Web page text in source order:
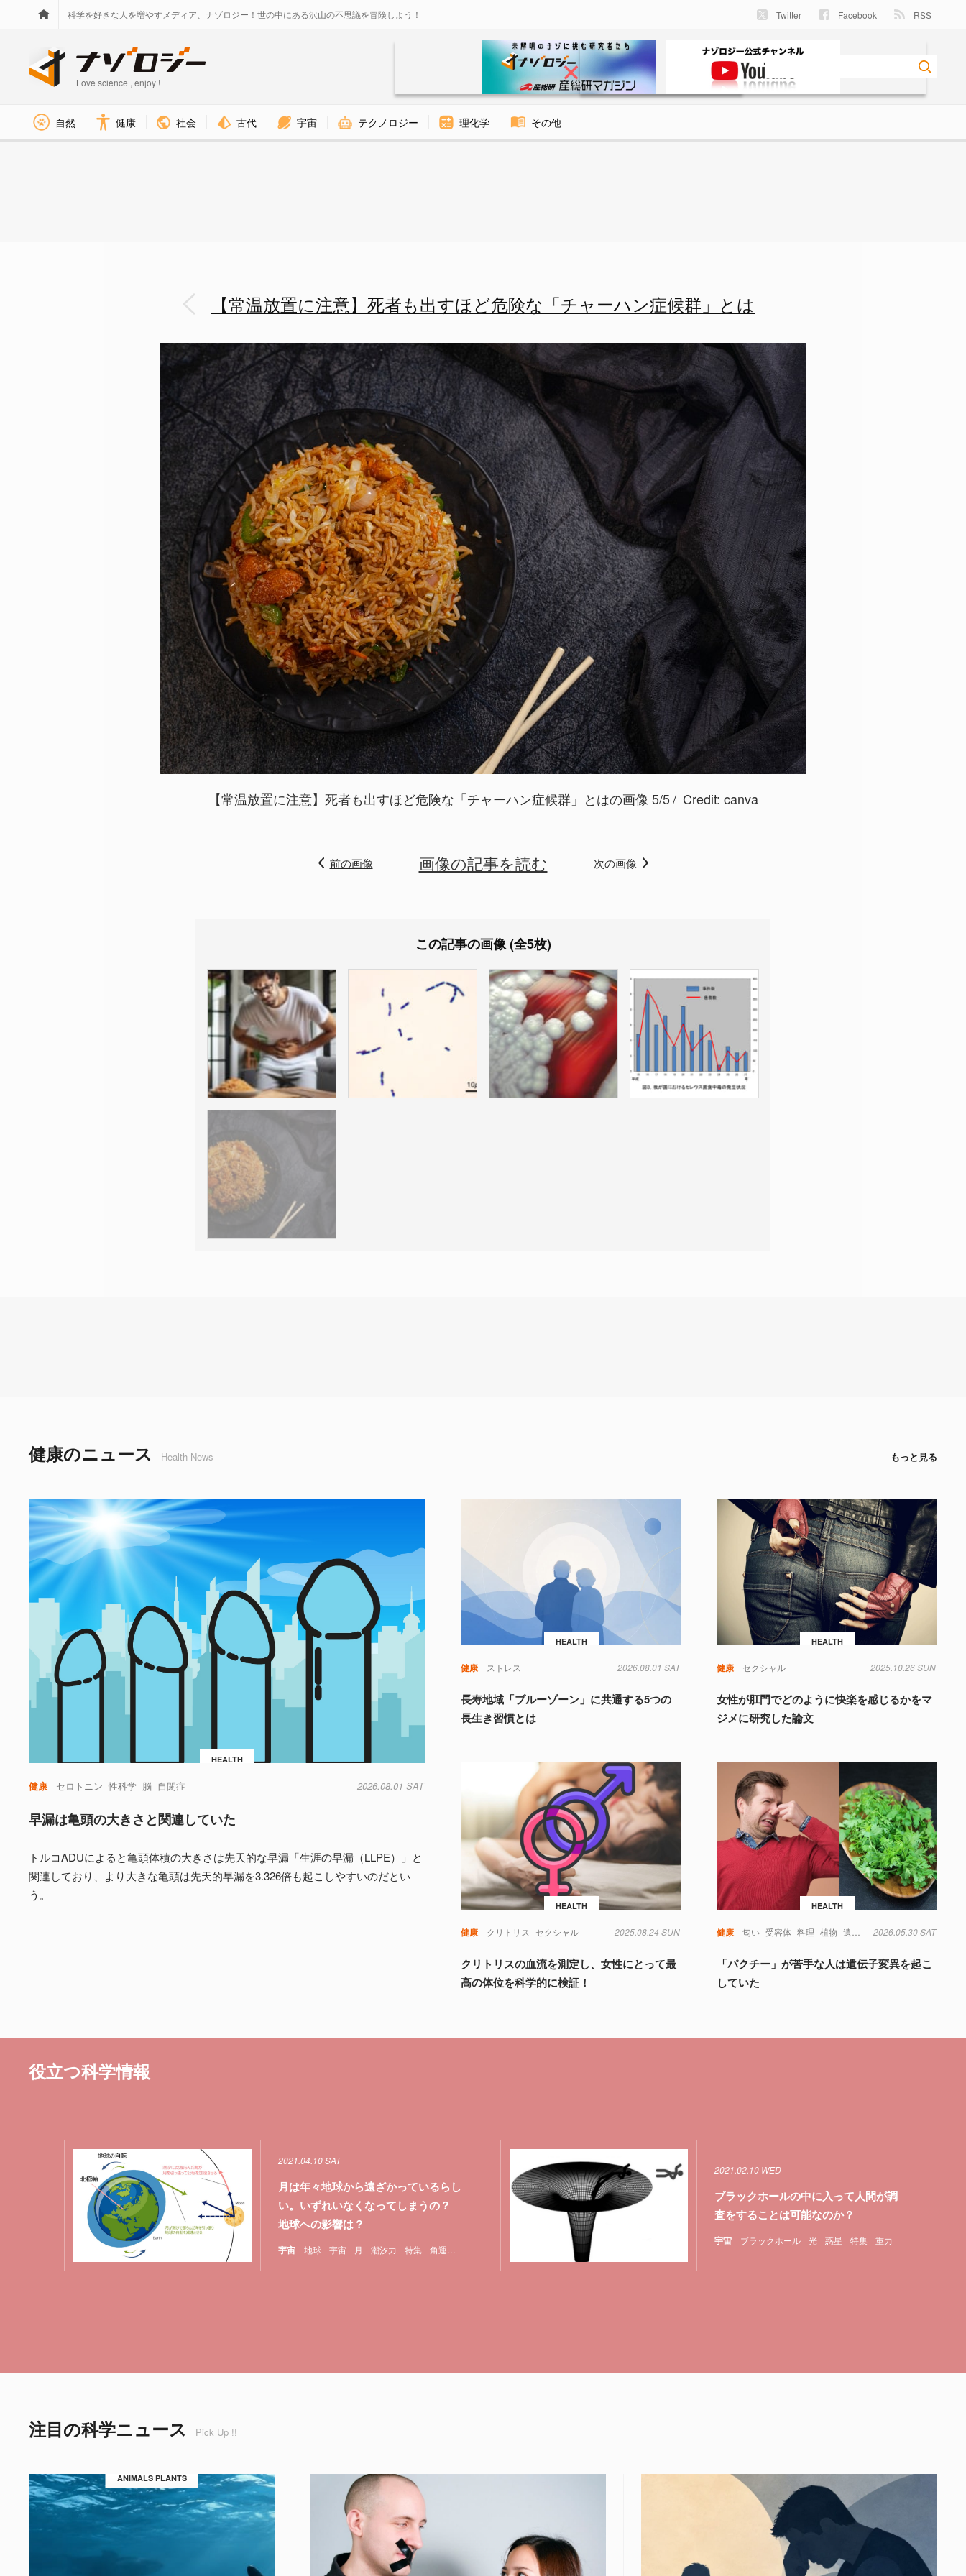
科学を好きな人を増やすメディア、ナゾロジー！世の中にある沢山の不思議を冒険しよう！ Twitter Facebook RSS
Love science , enjoy !
自然 健康 社会 古代 宇宙 テクノロジー 理化学 その他
【常温放置に注意】死者も出すほど危険な「チャーハン症候群」とは
【常温放置に注意】死者も出すほど危険な「チャーハン症候群」とはの画像 5/5 Credit: canva
前の画像 画像の記事を読む 次の画像
この記事の画像 (全5枚)
健康のニュース Health News もっと見る
HEALTH
健康 セロトニン 性科学 脳 自閉症 2026.08.01 SAT
早漏は亀頭の大きさと関連していた
トルコADUによると亀頭体積の大きさは先天的な早漏「生涯の早漏（LLPE）」と
関連しており、より大きな亀頭は先天的早漏を3.326倍も起こしやすいのだとい
う。
HEALTH
健康 ストレス 2026.08.01 SAT
長寿地域「ブルーゾーン」に共通する5つの
長生き習慣とは
HEALTH
健康 セクシャル 2025.10.26 SUN
女性が肛門でどのように快楽を感じるかをマ
ジメに研究した論文
HEALTH
健康 クリトリス セクシャル 2025.08.24 SUN
クリトリスの血流を測定し、女性にとって最
高の体位を科学的に検証！
HEALTH
健康 匂い 受容体 料理 植物 遺伝子 食べ物
2026.05.30 SAT
「パクチー」が苦手な人は遺伝子変異を起こ
していた
役立つ科学情報
宇宙 地球 宇宙 月 潮汐力 特集 角運動量保存の法則
2021.04.10 SAT
月は年々地球から遠ざかっているらし
い。いずれいなくなってしまうの？
地球への影響は？
宇宙 ブラックホール 光 惑星 特集 重力
2021.02.10 WED
ブラックホールの中に入って人間が調
査をすることは可能なのか？
注目の科学ニュース Pick Up !!
ANIMALS PLANTS